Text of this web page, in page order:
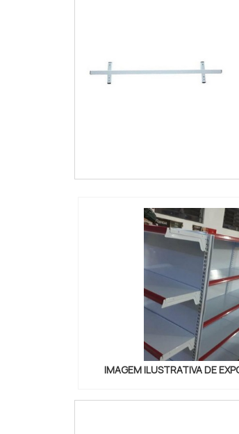
IMAGEM ILUSTRATIVA DE